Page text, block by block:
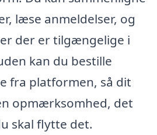
læse anmeldelser, og
der er tilgængelige i
kan du bestille
fra platformen, så dit
opmærksomhed, det
skal flytte det.